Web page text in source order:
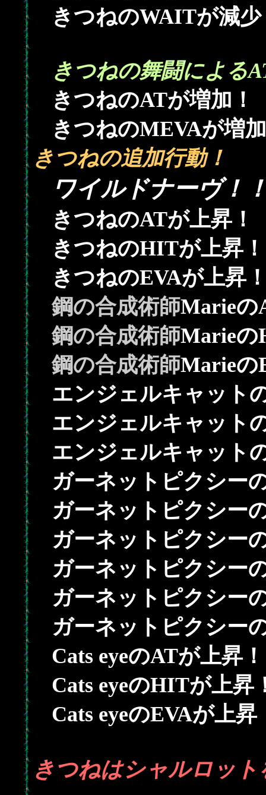
きつねのWAITが減少
きつねの舞闘による
きつねのATが増加！
きつねのMEVAが増
きつねの追加行動！
ワイルドナーヴ！
きつねのATが上昇！
きつねのHITが上昇！
きつねのEVAが上昇
鋼の合成術師Marieの
鋼の合成術師Marieの
鋼の合成術師Marieの
エンジェルキャット
エンジェルキャット
エンジェルキャット
ガーネットピクシー
ガーネットピクシー
ガーネットピクシー
ガーネットピクシー
ガーネットピクシー
ガーネットピクシー
Cats eyeのATが上昇！
Cats eyeのHITが上昇
Cats eyeのEVAが上昇
きつねはシャルロット